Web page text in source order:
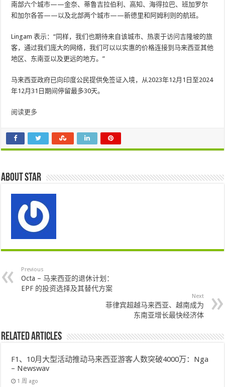
南部六个城市——金奈、蒂鲁吉拉伯利、高知、海得拉巴、班加罗尔
和加尔各答——以及北部两个城市——新德里和阿姆利则的航班。
Lingam 表示：“同样，我们也期待来自该城市、热衷于访问吉隆坡的旅
客，通过我们庞大的网络，我们可以以实惠的价格连接到马来西亚其他
地区、东南亚以及更远的地方。”
马来西亚政府已向印度公民提供免签证入境，从2023年12月1日至2024
年12月31日期间停留最多30天。
阅读更多
About star
Previous
Octa – 马来西亚的退休计划：
EPF 的投资选择及其替代方案
Next
菲律宾超越马来西亚、越南成为
东南亚增长最快经济体
Related Articles
F1、10月大型活动推动马来西亚游客人数突破4000万：Nga
– Newswav
1 周 ago